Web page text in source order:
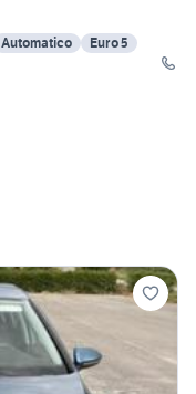
Automatico
Euro 5